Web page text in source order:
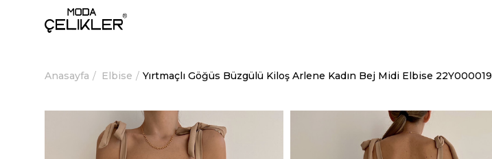
Anasayfa Elbise Yırtmaçlı Göğüs Büzgülü Kiloş Arlene Kadın Bej Midi Elbise 22Y000019